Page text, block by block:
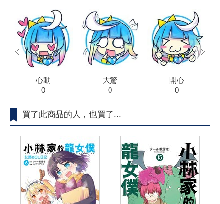
心動
0
大驚
0
開心
0
prev next
買了此商品的人，也買了...